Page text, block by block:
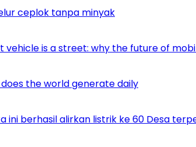
ceplok tanpa minyak
vehicle is a street: why the future of
the world generate daily
ini berhasil alirkan listrik ke 60 Desa